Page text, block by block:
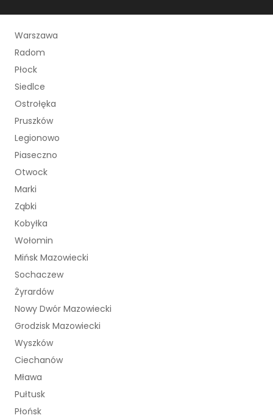
Warszawa
Radom
Płock
Siedlce
Ostrołęka
Pruszków
Legionowo
Piaseczno
Otwock
Marki
Ząbki
Kobyłka
Wołomin
Mińsk Mazowiecki
Sochaczew
Żyrardów
Nowy Dwór Mazowiecki
Grodzisk Mazowiecki
Wyszków
Ciechanów
Mława
Pułtusk
Płońsk